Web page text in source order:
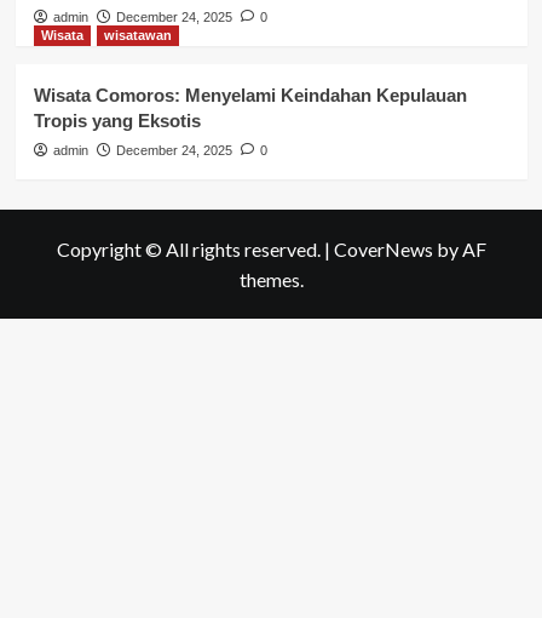
admin December 24, 2025
0
Wisata
wisatawan
Wisata Comoros: Menyelami Keindahan Kepulauan
Tropis yang Eksotis
admin December 24, 2025 0
Copyright © All rights reserved. | CoverNews by AF
themes.